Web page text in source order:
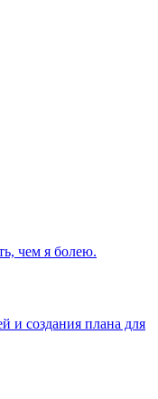
чем я болею.
и создания плана для